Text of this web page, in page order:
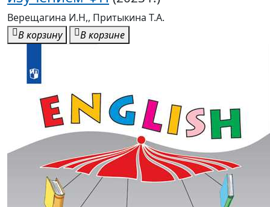
Верещагина И.Н,, Притыкина Т.А.
В корзину
В корзине